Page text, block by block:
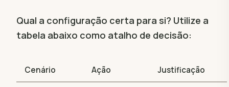
Qual a configuração certa para si? Utilize a
tabela abaixo como atalho de decisão:
Cenário Ação Justificação